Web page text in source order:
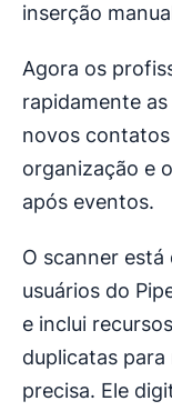
inserção
Agora os
rapidamente
novos
organização e
após eventos.
O scanner
usuários do
e inclui
duplicatas
precisa. Ele